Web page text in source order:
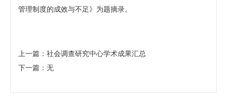
管理制度的成效与不足》为题摘录。
上一篇：社会调查研究中心学术成果汇总
下一篇：无